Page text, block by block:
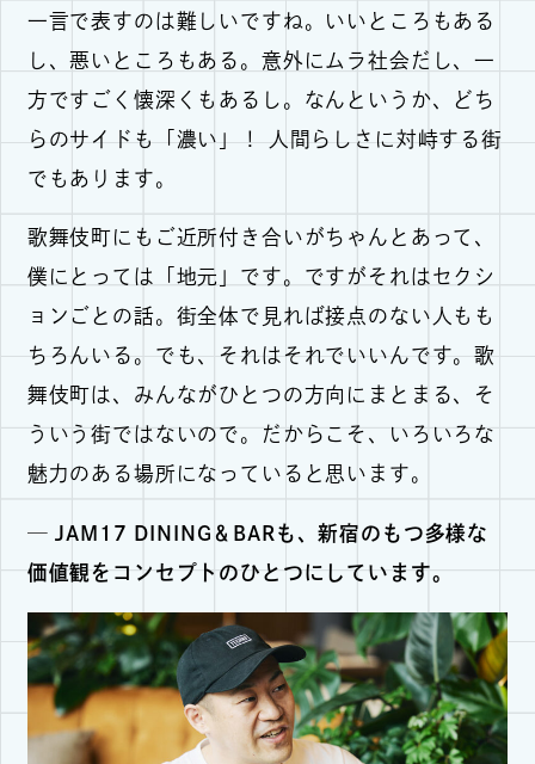
一言で表すのは難しいですね。いいところもある
し、悪いところもある。意外にムラ社会だし、一
方ですごく懐深くもあるし。なんというか、どち
らのサイドも「濃い」！ 人間らしさに対峙する街
でもあります。
歌舞伎町にもご近所付き合いがちゃんとあって、
僕にとっては「地元」です。ですがそれはセクシ
ョンごとの話。街全体で見れば接点のない人もも
ちろんいる。でも、それはそれでいいんです。歌
舞伎町は、みんながひとつの方向にまとまる、そ
ういう街ではないので。だからこそ、いろいろな
魅力のある場所になっていると思います。
─ JAM17 DINING＆BARも、新宿のもつ多様な
価値観をコンセプトのひとつにしています。